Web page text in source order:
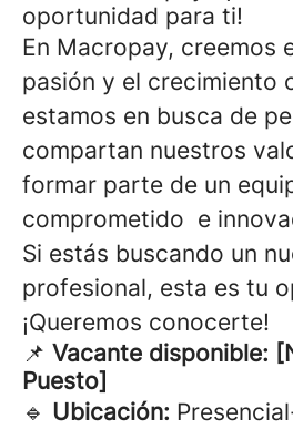
oportunidad para ti!
En Macropay, creemos
pasión y el crecimiento
estamos en busca de
compartan nuestros
formar parte de un
comprometido e
Si estás buscando un
profesional, esta es tu
¡Queremos conocerte!
📌 Vacante disponible:
Puesto]
🔹 Ubicación: